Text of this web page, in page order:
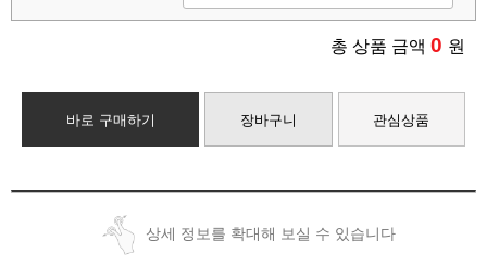
총 상품 금액 0 원
바로 구매하기 장바구니 관심상품
상세 정보를 확대해 보실 수 있습니다